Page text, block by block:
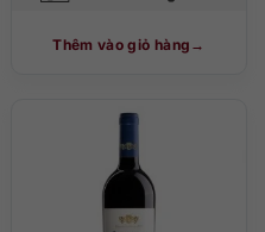
Thêm vào giỏ hàng